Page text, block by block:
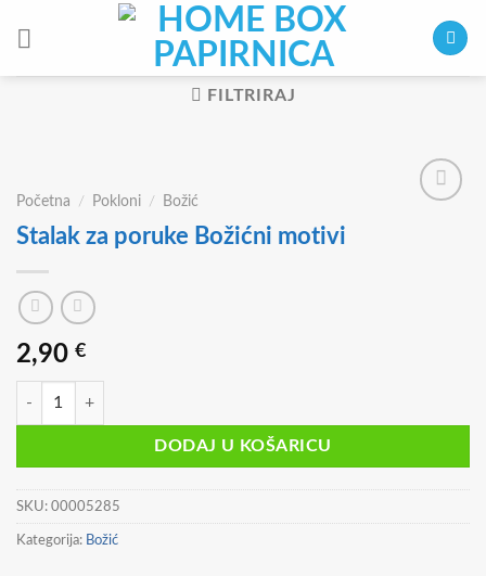
FILTRIRAJ
Početna / Pokloni / Božić
Stalak za poruke Božićni motivi
2,90 €
Stalak za poruke Božićni motivi količina
DODAJ U KOŠARICU
SKU: 00005285
Kategorija: Božić